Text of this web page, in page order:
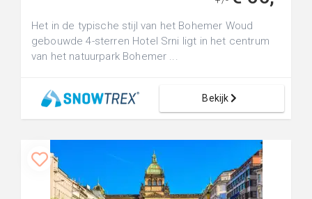
Het in de typische stijl van het Bohemer Woud
gebouwde 4-sterren Hotel Srni ligt in het centrum
van het natuurpark Bohemer ...
Bekijk